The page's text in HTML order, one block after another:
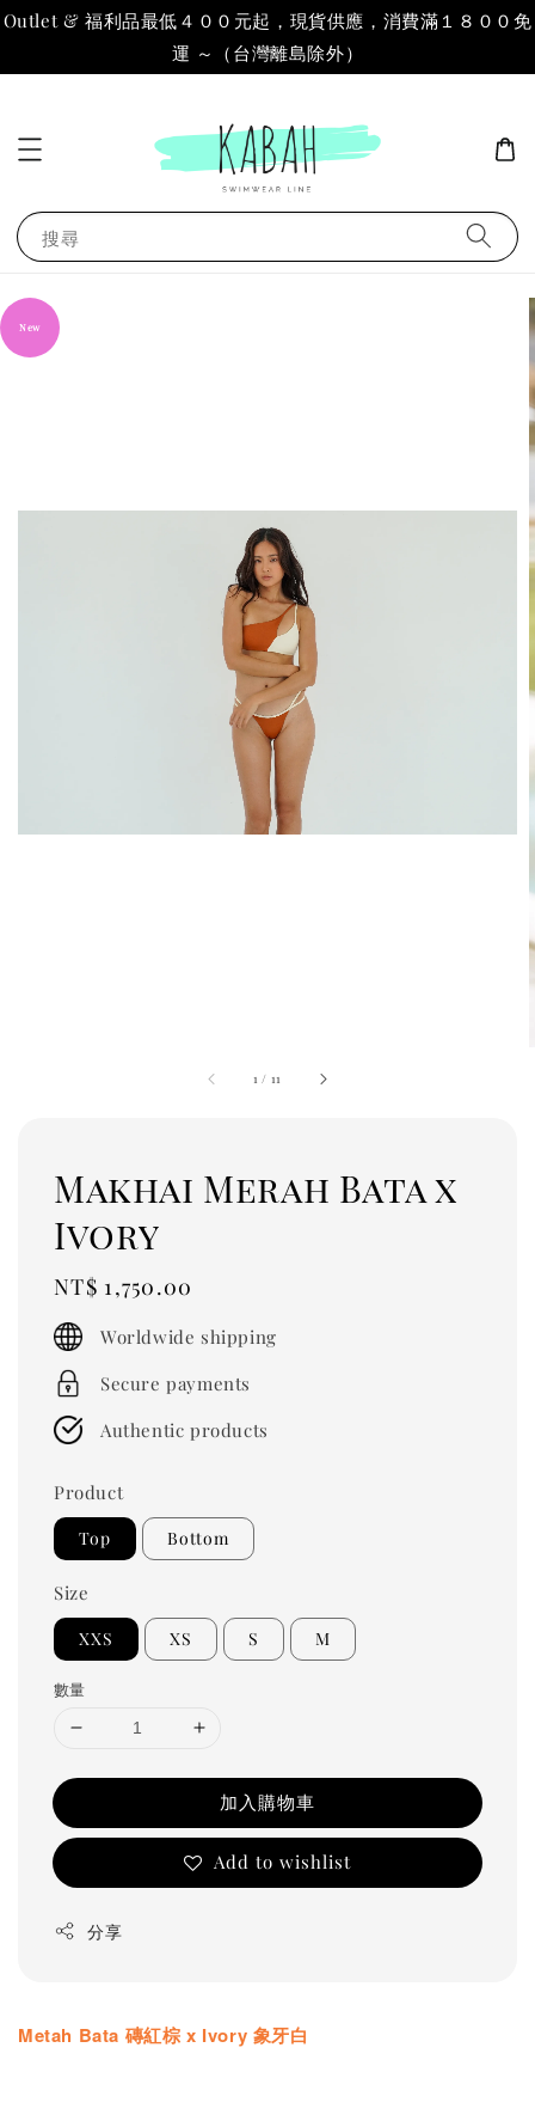
Outlet & 福利品最低４００元起，現貨供應，消費滿１８００免
運 ～（台灣離島除外）
搜尋
1 / 11
New
Makhai Merah Bata x
Ivory
Regular
price
NT$ 1,750.00
Worldwide shipping
Secure payments
Authentic products
Product
Top Bottom
Size
XXS XS S M
數量
加入購物車
Add to wishlist
分享
Metah Bata 磚紅棕 x Ivory 象牙白